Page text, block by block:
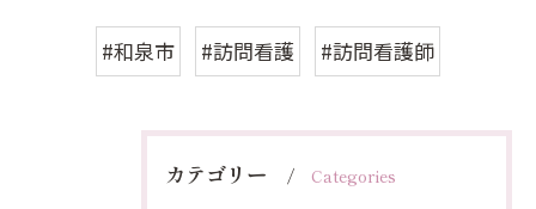
#和泉市 #訪問看護 #訪問看護師
カテゴリー Categories